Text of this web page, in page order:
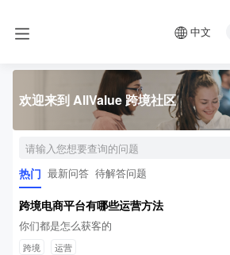
中文
欢迎来到 AllValue 跨境社区
热门 最新问答 待解答问题
跨境电商平台有哪些运营方法
你们都是怎么获客的
跨境
运营